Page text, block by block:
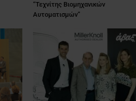
“Τεχνίτης Βιομηχανικών
Αυτοματισμών”